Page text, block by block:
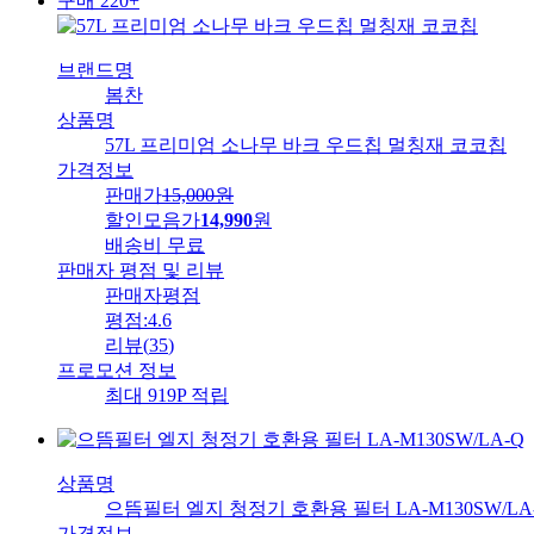
브랜드명
봄찬
상품명
57L 프리미엄 소나무 바크 우드칩 멀칭재 코코칩
가격정보
판매가15,000원
할인모음가14,990원
배송비
무료
판매자 평점 및 리뷰
판매자평점
평점:4.6
리뷰(35)
프로모션 정보
최대 919P 적립
상품명
으뜸필터 엘지 청정기 호환용 필터 LA-M130SW/